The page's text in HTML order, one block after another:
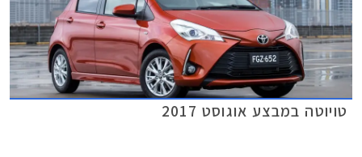
טויוטה במבצע אוגוסט 2017